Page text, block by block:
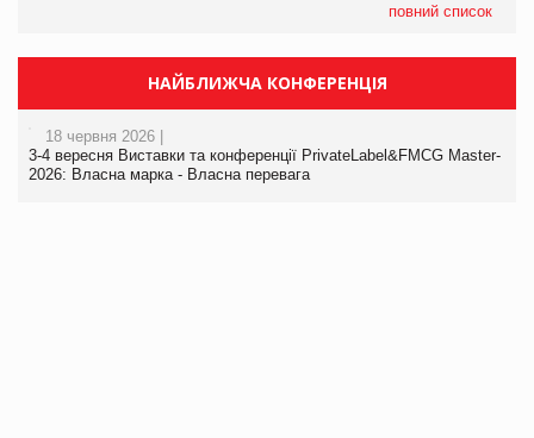
повний список
НАЙБЛИЖЧА КОНФЕРЕНЦІЯ
18 червня 2026 |
3-4 вересня Виставки та конференції PrivateLabel&FMCG Master-
2026: Власна марка - Власна перевага